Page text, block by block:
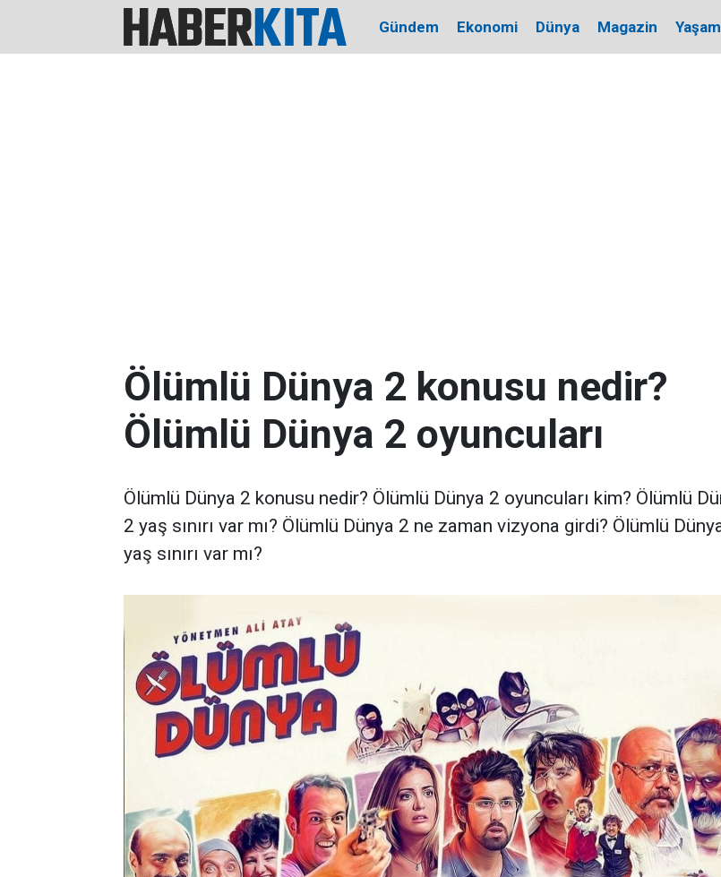
Gündem Ekonomi Dünya Magazin Yaşam
Ölümlü Dünya 2 konusu nedir?
Ölümlü Dünya 2 oyuncuları
Ölümlü Dünya 2 konusu nedir? Ölümlü Dünya 2 oyuncuları kim? Ölümlü
2 yaş sınırı var mı? Ölümlü Dünya 2 ne zaman vizyona girdi? Ölümlü
yaş sınırı var mı?